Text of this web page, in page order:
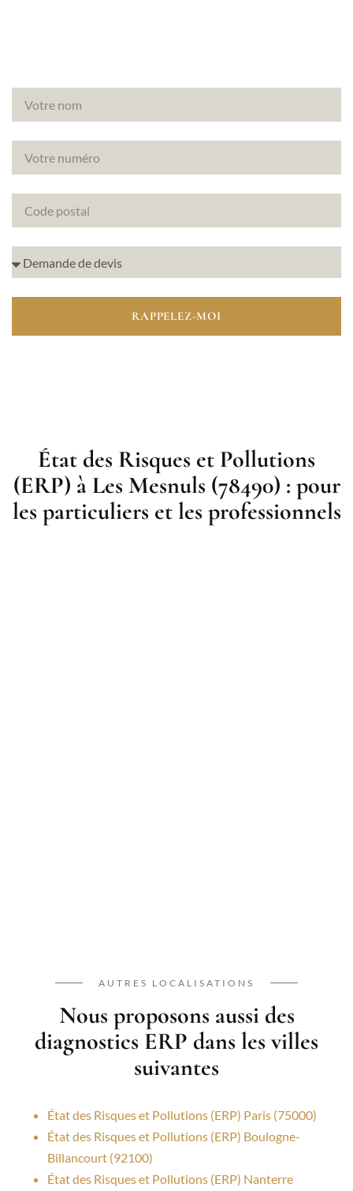
RAPPELEZ-MOI
État des Risques et Pollutions
(ERP) à Les Mesnuls (78490) : pour
les particuliers et les professionnels
AUTRES LOCALISATIONS
Nous proposons aussi des
diagnostics ERP dans les villes
suivantes
État des Risques et Pollutions (ERP) Paris (75000)
État des Risques et Pollutions (ERP) Boulogne-
Billancourt (92100)
État des Risques et Pollutions (ERP) Nanterre